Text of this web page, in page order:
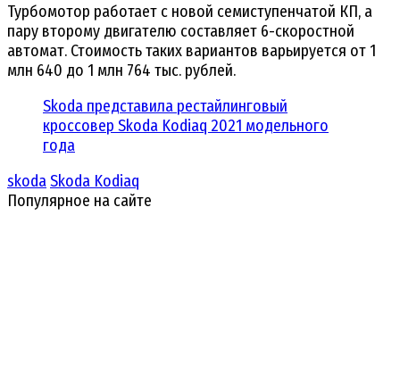
Турбомотор работает с новой семиступенчатой КП, а
пару второму двигателю составляет 6-скоростной
автомат. Стоимость таких вариантов варьируется от 1
млн 640 до 1 млн 764 тыс. рублей.
Skoda представила рестайлинговый
кроссовер Skoda Kodiaq 2021 модельного
года
skodaSkoda Kodiaq
Популярное на сайте